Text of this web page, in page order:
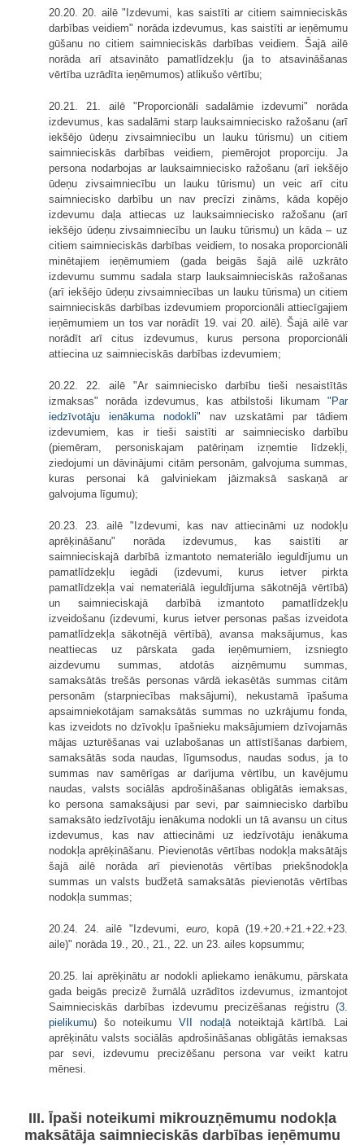
20.20. 20. ailē "Izdevumi, kas saistīti ar citiem saimnieciskās
darbības veidiem" norāda izdevumus, kas saistīti ar ieņēmumu
gūšanu no citiem saimnieciskās darbības veidiem. Šajā ailē
norāda arī atsavināto pamatlīdzekļu (ja to atsavināšanas
vērtība uzrādīta ieņēmumos) atlikušo vērtību;
20.21. 21. ailē "Proporcionāli sadalāmie izdevumi" norāda
izdevumus, kas sadalāmi starp lauksaimniecisko ražošanu (arī
iekšējo ūdeņu zivsaimniecību un lauku tūrismu) un citiem
saimnieciskās darbības veidiem, piemērojot proporciju. Ja
persona nodarbojas ar lauksaimniecisko ražošanu (arī iekšējo
ūdeņu zivsaimniecību un lauku tūrismu) un veic arī citu
saimniecisko darbību un nav precīzi zināms, kāda kopējo
izdevumu daļa attiecas uz lauksaimniecisko ražošanu (arī
iekšējo ūdeņu zivsaimniecību un lauku tūrismu) un kāda – uz
citiem saimnieciskās darbības veidiem, to nosaka proporcionāli
minētajiem ieņēmumiem (gada beigās šajā ailē uzkrāto
izdevumu summu sadala starp lauksaimnieciskās ražošanas
(arī iekšējo ūdeņu zivsaimniecības un lauku tūrisma) un citiem
saimnieciskās darbības izdevumiem proporcionāli attiecīgajiem
ieņēmumiem un tos var norādīt 19. vai 20. ailē). Šajā ailē var
norādīt arī citus izdevumus, kurus persona proporcionāli
attiecina uz saimnieciskās darbības izdevumiem;
20.22. 22. ailē "Ar saimniecisko darbību tieši nesaistītās
izmaksas" norāda izdevumus, kas atbilstoši likumam "Par
iedzīvotāju ienākuma nodokli" nav uzskatāmi par tādiem
izdevumiem, kas ir tieši saistīti ar saimniecisko darbību
(piemēram, personiskajam patēriņam izņemtie līdzekļi,
ziedojumi un dāvinājumi citām personām, galvojuma summas,
kuras personai kā galviniekam jāizmaksā saskaņā ar
galvojuma līgumu);
20.23. 23. ailē "Izdevumi, kas nav attiecināmi uz nodokļu
aprēķināšanu" norāda izdevumus, kas saistīti ar
saimnieciskajā darbībā izmantoto nemateriālo ieguldījumu un
pamatlīdzekļu iegādi (izdevumi, kurus ietver pirkta
pamatlīdzekļa vai nemateriālā ieguldījuma sākotnējā vērtībā)
un saimnieciskajā darbībā izmantoto pamatlīdzekļu
izveidošanu (izdevumi, kurus ietver personas pašas izveidota
pamatlīdzekļa sākotnējā vērtībā), avansa maksājumus, kas
neattiecas uz pārskata gada ieņēmumiem, izsniegto
aizdevumu summas, atdotās aizņēmumu summas,
samaksātās trešās personas vārdā iekasētās summas citām
personām (starpniecības maksājumi), nekustamā īpašuma
apsaimniekotājam samaksātās summas no uzkrājumu fonda,
kas izveidots no dzīvokļu īpašnieku maksājumiem dzīvojamās
mājas uzturēšanas vai uzlabošanas un attīstīšanas darbiem,
samaksātās soda naudas, līgumsodus, naudas sodus, ja to
summas nav samērīgas ar darījuma vērtību, un kavējumu
naudas, valsts sociālās apdrošināšanas obligātās iemaksas,
ko persona samaksājusi par sevi, par saimniecisko darbību
samaksāto iedzīvotāju ienākuma nodokli un tā avansu un citus
izdevumus, kas nav attiecināmi uz iedzīvotāju ienākuma
nodokļa aprēķināšanu. Pievienotās vērtības nodokļa maksātājs
šajā ailē norāda arī pievienotās vērtības priekšnodokļa
summas un valsts budžetā samaksātās pievienotās vērtības
nodokļa summas;
20.24. 24. ailē "Izdevumi, euro, kopā (19.+20.+21.+22.+23.
aile)" norāda 19., 20., 21., 22. un 23. ailes kopsummu;
20.25. lai aprēķinātu ar nodokli apliekamo ienākumu, pārskata
gada beigās precizē žurnālā uzrādītos izdevumus, izmantojot
Saimnieciskās darbības izdevumu precizēšanas reģistru (3.
pielikumu) šo noteikumu VII nodaļānoteiktajā kārtībā. Lai
aprēķinātu valsts sociālās apdrošināšanas obligātās iemaksas
par sevi, izdevumu precizēšanu persona var veikt katru
mēnesi.
III. Īpaši noteikumi mikrouzņēmumu nodokļa
maksātāja saimnieciskās darbības ieņēmumu